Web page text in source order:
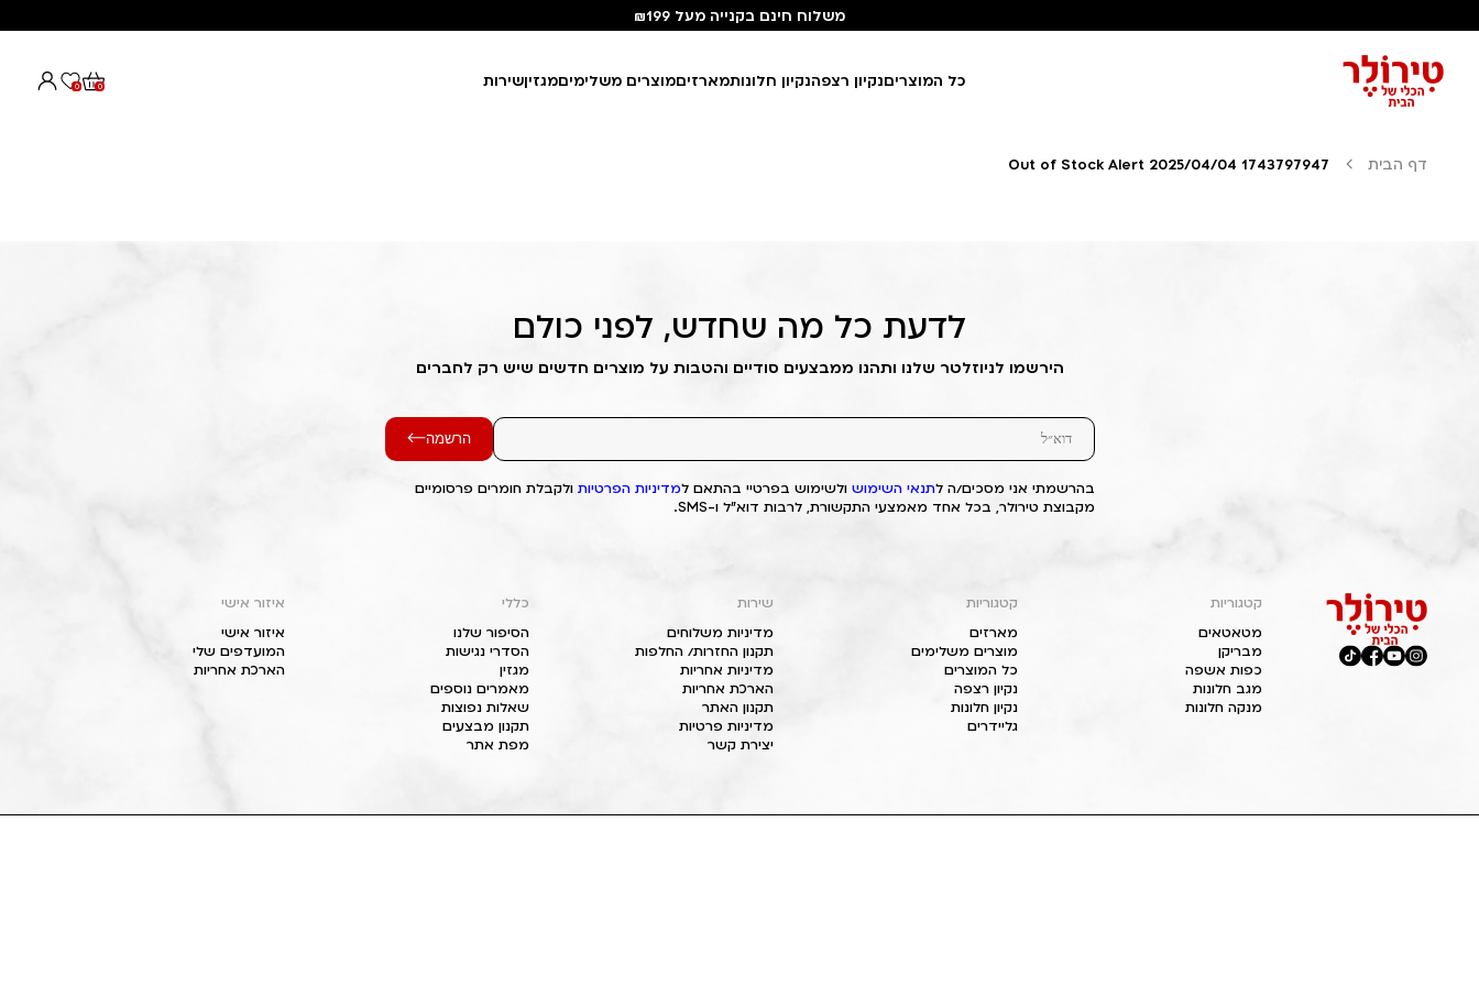
משלוח חינם בקנייה מעל ₪199
כל המוצריםנקיון רצפהנקיון חלונותמארזיםמוצרים משלימיםמגזיןשירות 0
0
דף הבית Out of Stock Alert 2025/04/04 1743797947
לדעת כל מה שחדש, לפני כולם
הירשמו לניוזלטר שלנו ותהנו ממבצעים סודיים והטבות על מוצרים חדשים שיש רק לחברים
הרשמה
בהרשמתי אני מסכים/ה לתנאי השימוש ולשימוש בפרטיי בהתאם למדיניות הפרטיות ולקבלת חומרים פרסומיים
מקבוצת טירולר, בכל אחד מאמצעי התקשורת, לרבות דוא"ל ו-SMS.
קטגוריות
מטאטאים
מבריקן
כפות אשפה
מגב חלונות
מנקה חלונות
קטגוריות
מארזים
מוצרים משלימים
כל המוצרים
נקיון רצפה
נקיון חלונות
גליידרים
שירות
מדיניות משלוחים
תקנון החזרות/ החלפות
מדיניות אחריות
הארכת אחריות
תקנון האתר
מדיניות פרטיות
יצירת קשר
כללי
הסיפור שלנו
הסדרי נגישות
מגזין
מאמרים נוספים
שאלות נפוצות
תקנון מבצעים
מפת אתר
איזור אישי
איזור אישי
המועדפים שלי
הארכת אחריות